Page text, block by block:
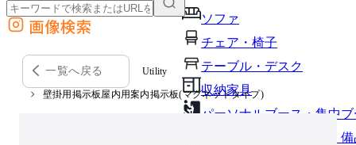
ソファ
チェア・椅子
テーブル・デスク
収納家具
パーソナルブース・集中
オフィスアクセサリー・
外部サイトの商品をカートに追加
他のサイトで見つけた商品ページのURLを貼り付けて、カートに追加できます
画像検索
一覧へ戻る Utility
壁掛用掲示板屋内用案内掲示板(マグネットタイプ)